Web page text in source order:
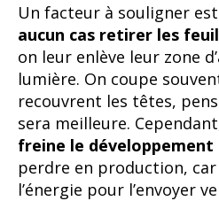
Un facteur à souligner est
aucun cas retirer les
on leur enlève leur zone
lumière. On coupe
recouvrent les têtes,
sera meilleure.
freine le développement
perdre en production,
l’énergie pour l’envoyer